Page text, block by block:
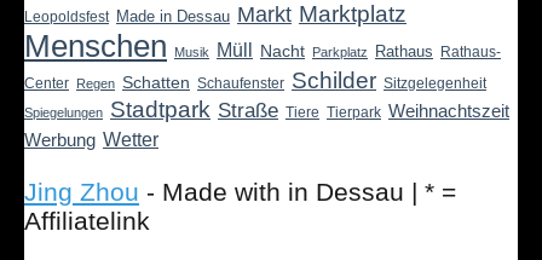
Leopoldsfest Made in Dessau Markt Marktplatz
Menschen Musik Müll Nacht Parkplatz Rathaus
Rathaus-
Center
Regen Schatten Schaufenster Schilder Sitzgelegenheit
Spiegelungen Stadtpark Straße Tiere Tierpark Weihnachtszeit
Werbung Wetter
Jing Zhou - Made with in Dessau | * =
Affiliatelink